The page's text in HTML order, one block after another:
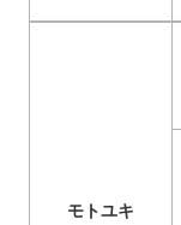
モトユキ